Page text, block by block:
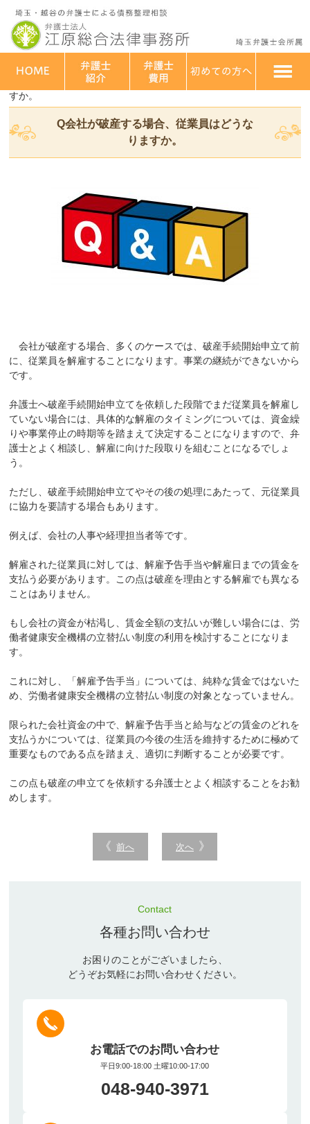
埼玉・越谷 弁護士法人江原総合法律事務所>よくある質問 >法人
破産に関するＱ＆Ａ> Q会社が破産する場合、従業員はどうなりま
すか。
Q会社が破産する場合、従業員はどうな
りますか。
会社が破産する場合、多くのケースでは、破産手続開始申立て前
に、従業員を解雇することになります。事業の継続ができないから
です。
弁護士へ破産手続開始申立てを依頼した段階でまだ従業員を解雇し
ていない場合には、具体的な解雇のタイミングについては、資金繰
りや事業停止の時期等を踏まえて決定することになりますので、弁
護士とよく相談し、解雇に向けた段取りを組むことになるでしょ
う。
ただし、破産手続開始申立てやその後の処理にあたって、元従業員
に協力を要請する場合もあります。
例えば、会社の人事や経理担当者等です。
解雇された従業員に対しては、解雇予告手当や解雇日までの賃金を
支払う必要があります。この点は破産を理由とする解雇でも異なる
ことはありません。
もし会社の資金が枯渇し、賃金全額の支払いが難しい場合には、労
働者健康安全機構の立替払い制度の利用を検討することになりま
す。
これに対し、「解雇予告手当」については、純粋な賃金ではないた
め、労働者健康安全機構の立替払い制度の対象となっていません。
限られた会社資金の中で、解雇予告手当と給与などの賃金のどれを
支払うかについては、従業員の今後の生活を維持するために極めて
重要なものである点を踏まえ、適切に判断することが必要です。
この点も破産の申立てを依頼する弁護士とよく相談することをお勧
めします。
次へ
前へ
Contact
各種お問い合わせ
お困りのことがございましたら、
どうぞお気軽にお問い合わせください。
お電話でのお問い合わせ
平日9:00-18:00 土曜10:00-17:00
048-940-3971